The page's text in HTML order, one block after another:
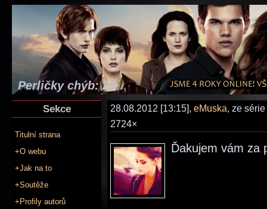
Perličky chýb: 21
Sekce
Titulní strana
+O webu
+Jak na to
+Soutěže
+Profily autorů
28.08.2012 [13:15], eMuska, ze série
2724×
Ďakujem vám za